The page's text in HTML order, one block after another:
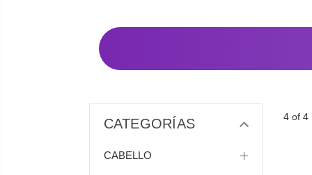
CATEGORÍAS
CABELLO
4 of 4